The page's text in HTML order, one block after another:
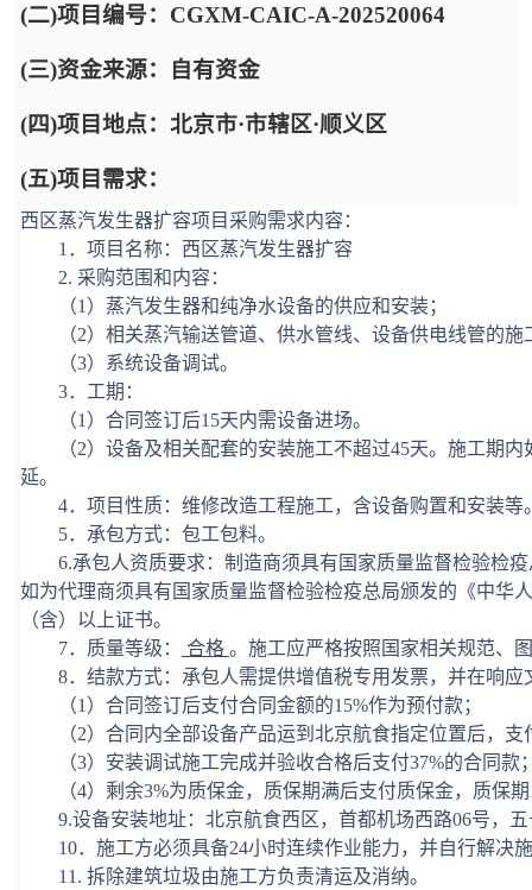
(二)项目编号：CGXM-CAIC-A-202520064
(三)资金来源：自有资金
(四)项目地点：北京市·市辖区·顺义区
(五)项目需求：
西区蒸汽发生器扩容项目 采购需求内容：
1． 项目名称：西区蒸汽发生器扩容
2. 采购范围和内容：
（1）蒸汽发生器和纯净水设备的供应和安装；
（2）相关蒸汽输送管道、供水管线、设备供电线管的施
（3）系统设备调试。
3．工期：
（1）合同签订后15天内需设备进场。
（2）设备及相关配套的安装施工不超过45天。施工期内
延。
4．项目性质： 维修改造工程施工，含设备购置和安装等
5．承包方式：包工包料。
6.承包人资质要求：制造商须具有国家质量监督检验检
如为代理商须具有国家质量监督检验检疫总局颁发的《中华
（含）以上证书。
7．质量等级： 合格 。施工应严格按照国家相关规范、
8．结款方式：承包人需提供增值税专用发票，并在响应
（1） 合同签订后支付合同金额的15%作为预付款；
（2）合同内全部设备产品运到北京航食指定位置后，支
（3） 安装调试施工完成并验收合格后支付37%的合同款
（4）剩余3%为质保金，质保期满后支付质保金，质保期
9.设备安装地址：北京航食西区，首都机场西路06号，
10．施工方必须具备24小时连续作业能力，并自行解决
1 1 . 拆除建筑垃圾由施工方负责清运及消纳。